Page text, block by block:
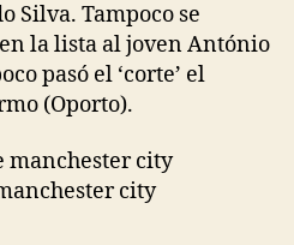
Silva. Tampoco se
la lista al joven António
pasó el ‘corte’ el
(Oporto).